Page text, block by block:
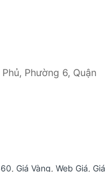
Phường 6, Quận
, Giá Vàng, Web Giá, Giá